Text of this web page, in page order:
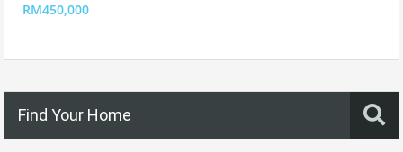
RM450,000
Find Your Home